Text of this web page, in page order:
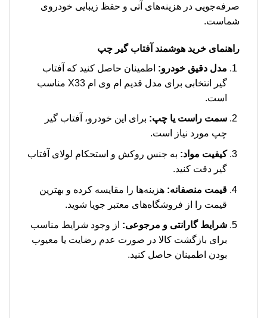
صرفه‌جویی در هزینه‌های آتی و حفظ زیبایی خودروی
شماست.
راهنمای خرید هوشمند آفتاب گیر چپ
مدل دقیق خودرو: اطمینان حاصل کنید که آفتاب
گیر انتخابی برای مدل قدیم ام وی ام X33 مناسب
است.
سمت راست یا چپ: برای این خودرو، آفتاب گیر
چپ مورد نیاز است.
کیفیت مواد: به جنس روکش و استحکام لولای آفتاب
گیر دقت کنید.
قیمت منصفانه: هزینه‌ها را مقایسه کرده و بهترین
قیمت را از فروشگاه‌های معتبر جویا شوید.
شرایط گارانتی و مرجوعی: از وجود شرایط مناسب
برای بازگشت کالا در صورت عدم رضایت یا معیوب
بودن اطمینان حاصل کنید.